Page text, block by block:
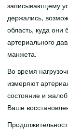
Ukraina
Abiks
Partnerile
записывающему
держались,
область, куда они
артериального
манжета.
Во время
измеряют
состояние и
Ваше